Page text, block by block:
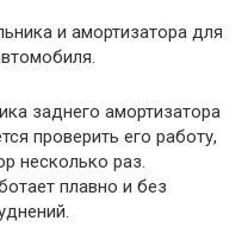
и амортизатора для
заднего амортизатора
проверить его работу,
несколько раз.
плавно и без